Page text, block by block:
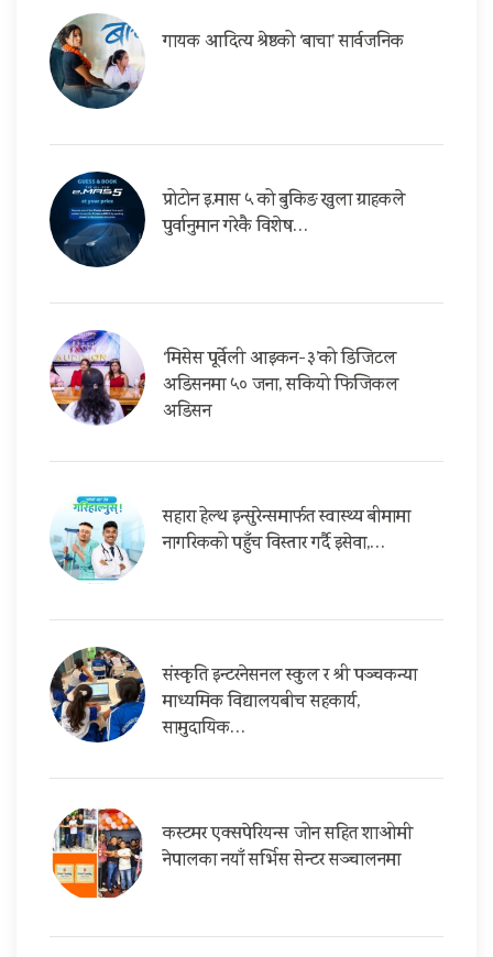
गायक आदित्य श्रेष्ठको ‘बाचा’ सार्वजनिक
प्रोटोन इ.मास ५ को बुकिङ खुला ग्राहकले
पुर्वानुमान गरेकै विशेष…
‘मिसेस पूर्वेली आइकन-३’को डिजिटल
अडिसनमा ५० जना, सकियो फिजिकल
अडिसन
सहारा हेल्थ इन्सुरेन्समार्फत स्वास्थ्य बीमामा
नागरिकको पहुँच विस्तार गर्दै इसेवा,…
संस्कृति इन्टरनेसनल स्कुल र श्री पञ्चकन्या
माध्यमिक विद्यालयबीच सहकार्य,
सामुदायिक…
कस्टमर एक्सपेरियन्स जोन सहित शाओमी
नेपालका नयाँ सर्भिस सेन्टर सञ्चालनमा